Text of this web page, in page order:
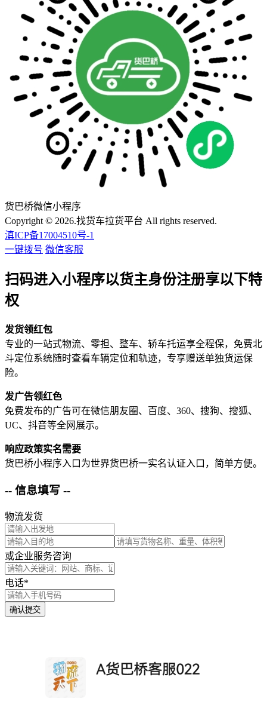
货巴桥微信小程序
Copyright © 2026.找货车拉货平台 All rights reserved.
滇ICP备17004510号-1
一键拨号 微信客服
扫码进入小程序以货主身份注册享以下特
权
发货领红包
专业的一站式物流、零担、整车、轿车托运享全程保，免费北
斗定位系统随时查看车辆定位和轨迹，专享赠送单独货运保
险。
发广告领红色
免费发布的广告可在微信朋友圈、百度、360、搜狗、搜狐、
UC、抖音等全网展示。
响应政策实名需要
货巴桥小程序入口为世界货巴桥一实名认证入口，简单方便。
-- 信息填写 --
物流发货
或企业服务咨询
电话*
确认提交